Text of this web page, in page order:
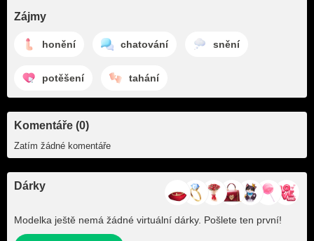
Zájmy
honění chatování snění
potěšení tahání
Komentáře (0)
Zatím žádné komentáře
Dárky
Modelka ještě nemá žádné virtuální dárky. Pošlete ten první!